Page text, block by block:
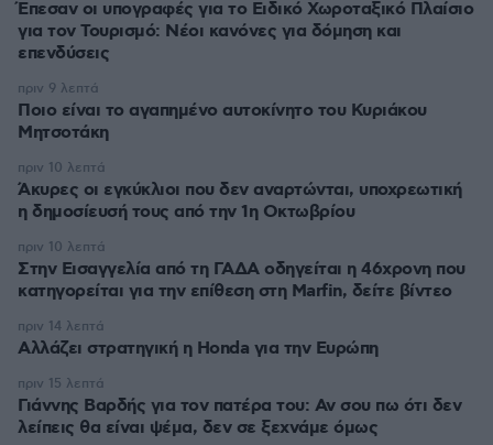
Έπεσαν οι υπογραφές για το Ειδικό Χωροταξικό Πλαίσιο
για τον Τουρισμό: Νέοι κανόνες για δόμηση και
επενδύσεις
Ποιο είναι το αγαπημένο αυτοκίνητο του Κυριάκου
Μητσοτάκη
πριν 9 λεπτά
Άκυρες οι εγκύκλιοι που δεν αναρτώνται, υποχρεωτική
η δημοσίευσή τους από την 1η Οκτωβρίου
πριν 10 λεπτά
Στην Εισαγγελία από τη ΓΑΔΑ οδηγείται η 46χρονη που
κατηγορείται για την επίθεση στη Marfin, δείτε βίντεο
πριν 10 λεπτά
Αλλάζει στρατηγική η Honda για την Ευρώπη
πριν 14 λεπτά
Γιάννης Βαρδής για τον πατέρα του: Αν σου πω ότι δεν
λείπεις θα είναι ψέμα, δεν σε ξεχνάμε όμως
πριν 15 λεπτά